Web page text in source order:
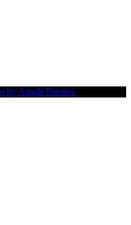
by AmpleThemes